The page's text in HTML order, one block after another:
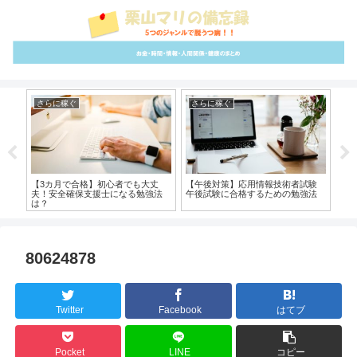
さらに稼ぐ
【3カ月で合格】初心者でも大丈
夫！安全確保支援士になる勉強法
は？
さらに稼ぐ
【午後対策】応用情報技術者試験
午後試験に合格するための勉強法
80624878
Twitter Facebook はてブ
Pocket LINE コピー